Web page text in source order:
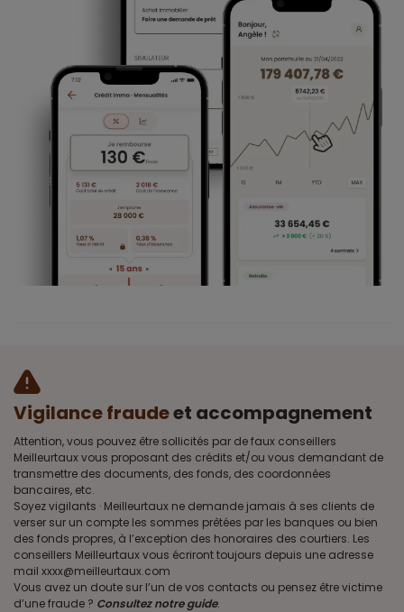
Vigilance fraudeet accompagnement
Attention, vous pouvez être sollicités par de faux conseillers
Meilleurtaux vous proposant des crédits et/ou vous demandant de
transmettre des documents, des fonds, des coordonnées
bancaires, etc.
Soyez vigilants · Meilleurtaux ne demande jamais à ses clients de
verser sur un compte les sommes prêtées par les banques ou bien
des fonds propres, à l’exception des honoraires des courtiers. Les
conseillers Meilleurtaux vous écriront toujours depuis une adresse
mail xxxx@meilleurtaux.com
Vous avez un doute sur l’un de vos contacts ou pensez être victime
d’une fraude ? Consultez notre guide.